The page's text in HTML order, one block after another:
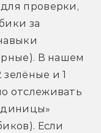
проверки,
за
В нашем
и 1
отслеживать
Если